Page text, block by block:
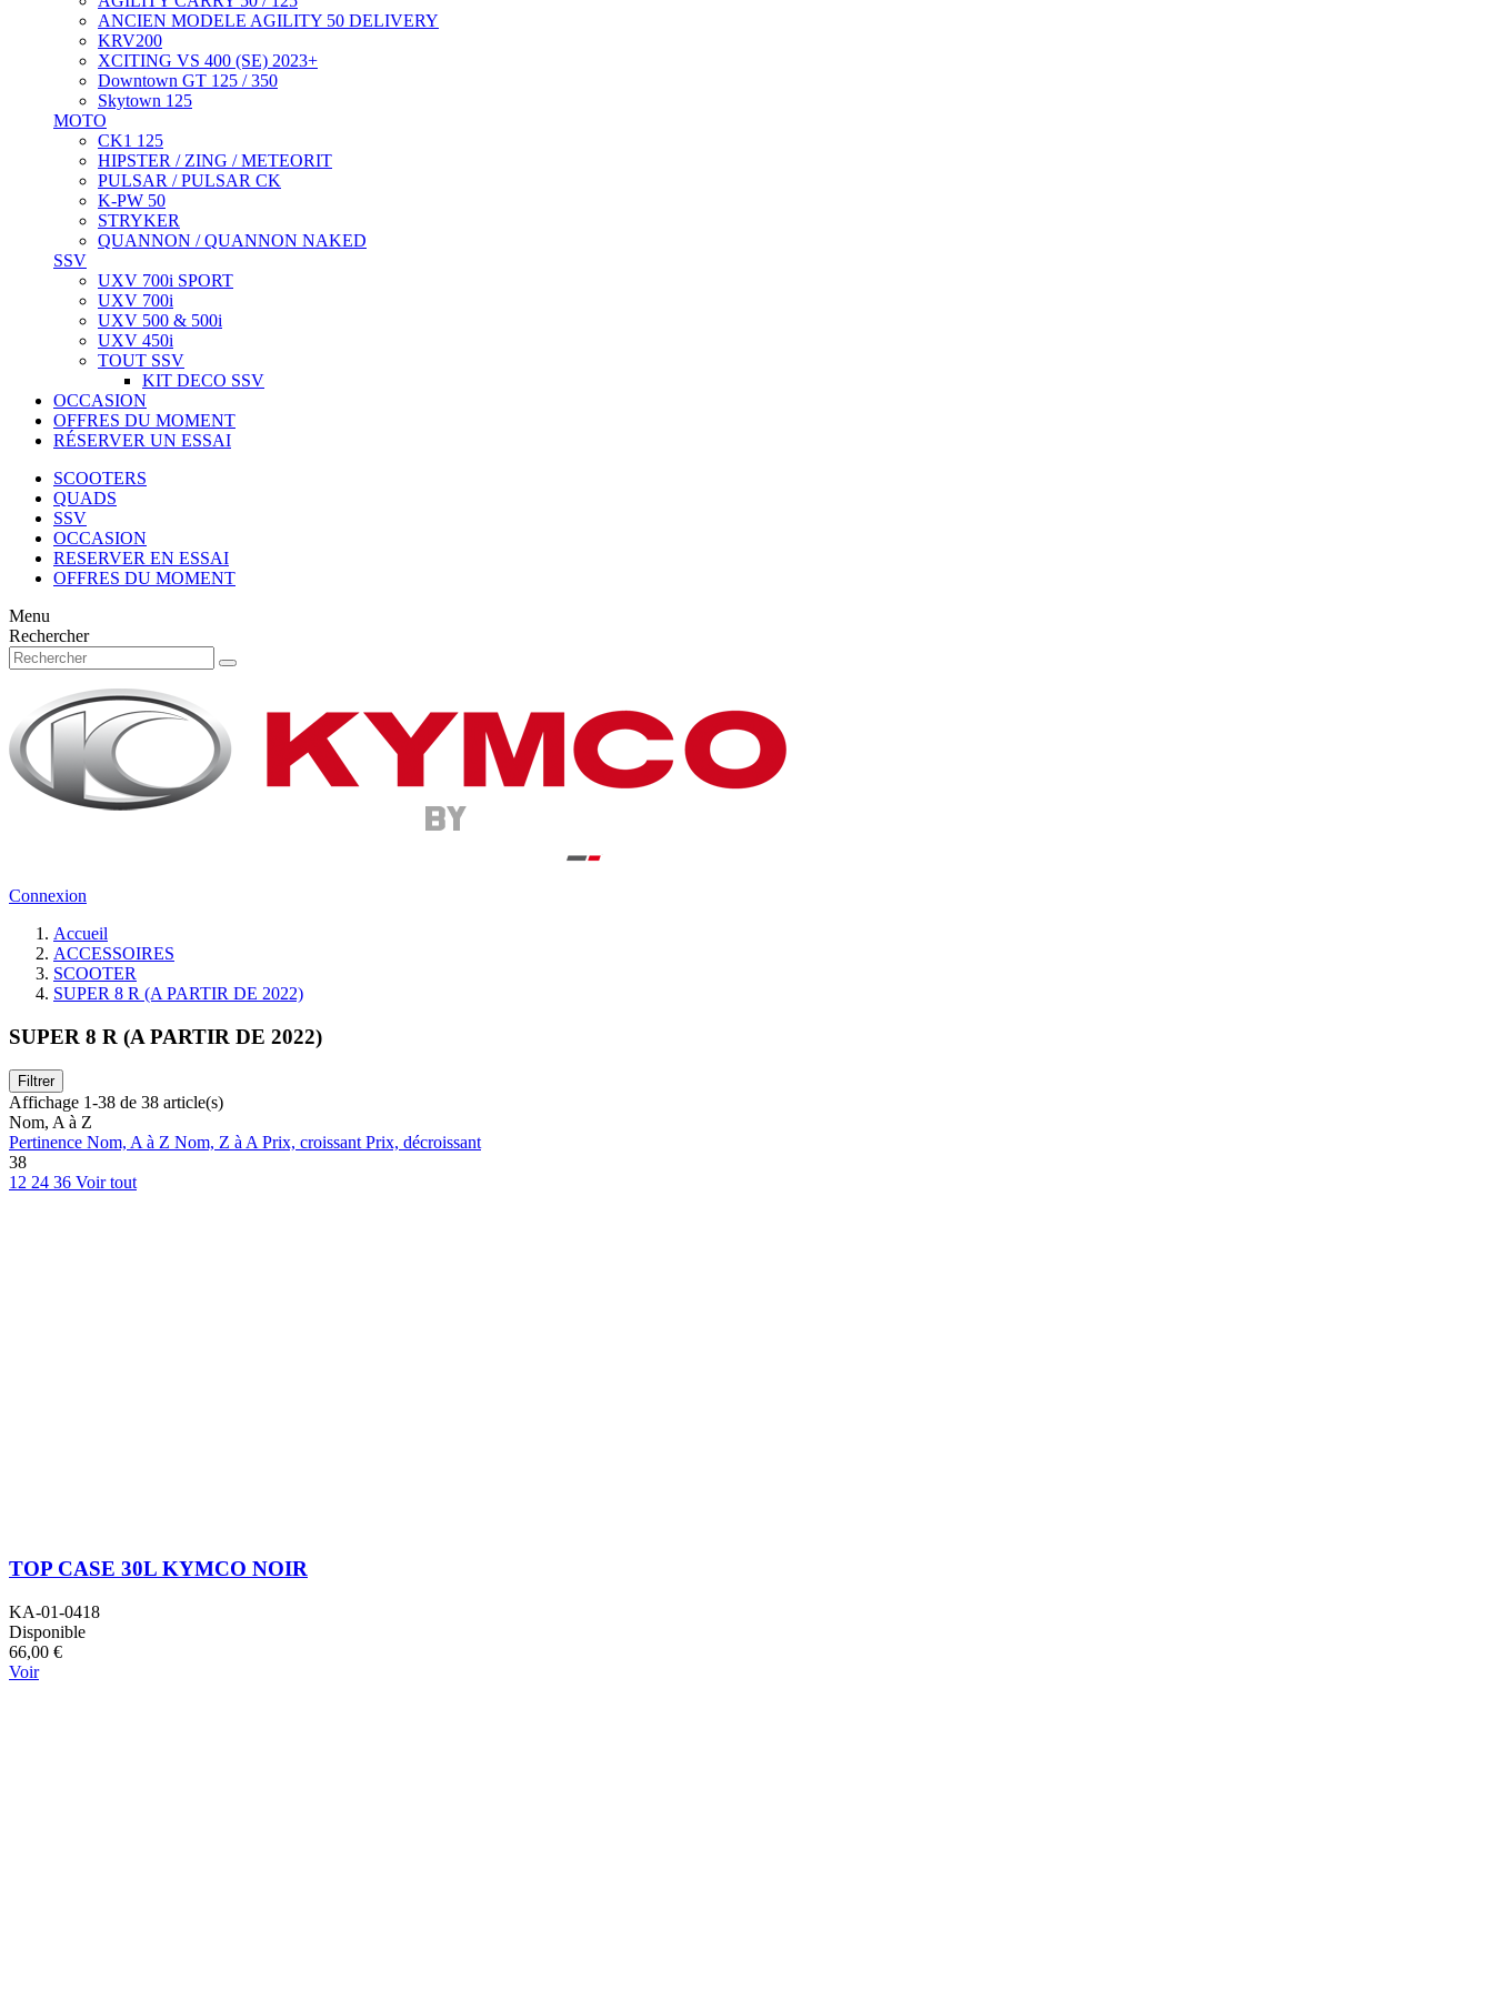
ANCIEN MODELE AGILITY 50 DELIVERY
KRV200
XCITING VS 400 (SE) 2023+
Downtown GT 125 / 350
Skytown 125
MOTO
CK1 125
HIPSTER / ZING / METEORIT
PULSAR / PULSAR CK
K-PW 50
STRYKER
QUANNON / QUANNON NAKED
SSV
UXV 700i SPORT
UXV 700i
UXV 500 & 500i
UXV 450i
TOUT SSV
KIT DECO SSV
OCCASION
OFFRES DU MOMENT
RÉSERVER UN ESSAI
SCOOTERS
QUADS
SSV
OCCASION
RESERVER EN ESSAI
OFFRES DU MOMENT
Menu
Rechercher
Connexion
Accueil
ACCESSOIRES
SCOOTER
SUPER 8 R (A PARTIR DE 2022)
SUPER 8 R (A PARTIR DE 2022)
Filtrer
Affichage 1-38 de 38 article(s)
Nom, A à Z
Pertinence Nom, A à Z Nom, Z à APrix, croissantPrix, décroissant
38
12 24 36 Voir tout
TOP CASE 30L KYMCO NOIR
KA-01-0418
Disponible
66,00 €
Voir